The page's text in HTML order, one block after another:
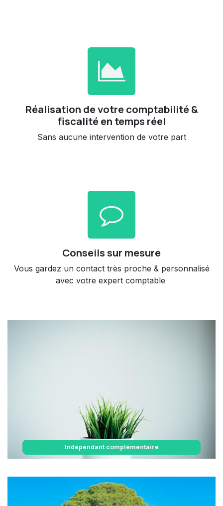
Réalisation de votre comptabilité &
fiscalité en temps réel
Sans aucune intervention de votre part
Conseils sur mesure
Vous gardez un contact très proche & personnalisé
avec votre expert comptable
Indépendant complémentaire